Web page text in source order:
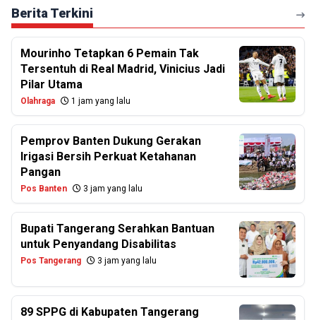
Berita Terkini
Mourinho Tetapkan 6 Pemain Tak
Tersentuh di Real Madrid, Vinicius Jadi
Pilar Utama
Olahraga 1 jam yang lalu
Pemprov Banten Dukung Gerakan
Irigasi Bersih Perkuat Ketahanan
Pangan
Pos Banten 3 jam yang lalu
Bupati Tangerang Serahkan Bantuan
untuk Penyandang Disabilitas
Pos Tangerang 3 jam yang lalu
89 SPPG di Kabupaten Tangerang